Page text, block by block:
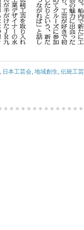
日本工芸会 ,地域創生 ,伝統工芸